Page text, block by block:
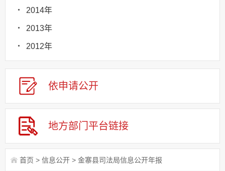
2014年
2013年
2012年
依申请公开
地方部门 平台链接
首页 > 信息公开 > 金寨县司法局信息公开年报